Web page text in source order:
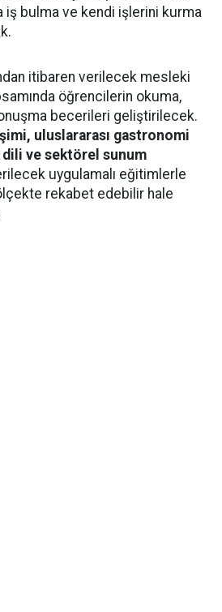
iş bulma ve kendi işlerini kurma
itibaren verilecek mesleki
öğrencilerin okuma,
becerileri geliştirilecek.
uluslararası gastronomi
ve sektörel sunum
uygulamalı eğitimlerle
rekabet edebilir hale